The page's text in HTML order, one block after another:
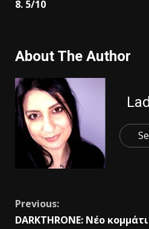
8. 5/10
About The Author
Previous:
DARKTHRONE: Nέο